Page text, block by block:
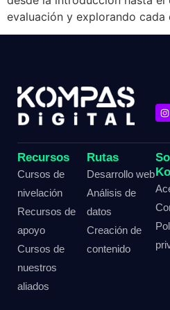
evaluación y explorando cada
Recursos
Cursos de
nivelación
Recursos de
apoyo
Cursos de
nuestros
aliados
Rutas
Desarrollo web
Análisis de
datos
Creación de
contenido